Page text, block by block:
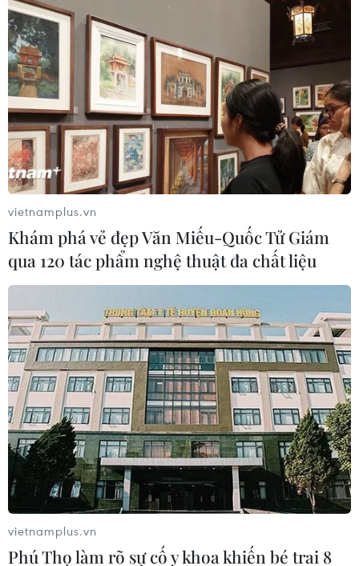
vietnamplus.vn
Khám phá vẻ đẹp Văn Miếu-Quốc Tử Giám
qua 120 tác phẩm nghệ thuật đa chất liệu
vietnamplus.vn
Phú Thọ làm rõ sự cố y khoa khiến bé trai 8